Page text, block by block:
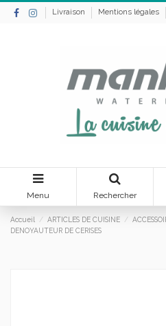
Livraison Mentions légales
Menu Rechercher
Accueil ARTICLES DE CUISINE
DENOYAUTEUR DE CERISES